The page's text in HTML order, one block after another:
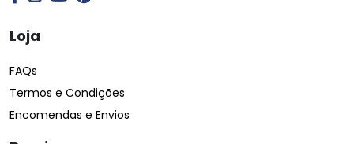
Loja
FAQs
Termos e Condições
Encomendas e Envios